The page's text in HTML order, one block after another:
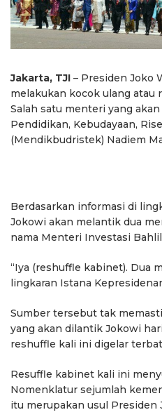
Jakarta, TJI – Presiden Joko
melakukan kocok ulang atau
Salah satu menteri yang
Pendidikan, Kebudayaan,
(Mendikbudristek) Nadiem
Berdasarkan informasi di
Jokowi akan melantik dua
nama Menteri Investasi Bahlil
“Iya (reshuffle kabinet). Dua
lingkaran Istana
Sumber tersebut tak
yang akan dilantik Jokowi
reshuffle kali ini digelar
Resuffle kabinet kali ini
Nomenklatur sejumlah
itu merupakan usul Presiden